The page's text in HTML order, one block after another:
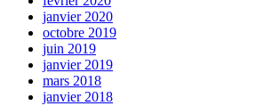
janvier 2020
octobre 2019
juin 2019
janvier 2019
mars 2018
janvier 2018